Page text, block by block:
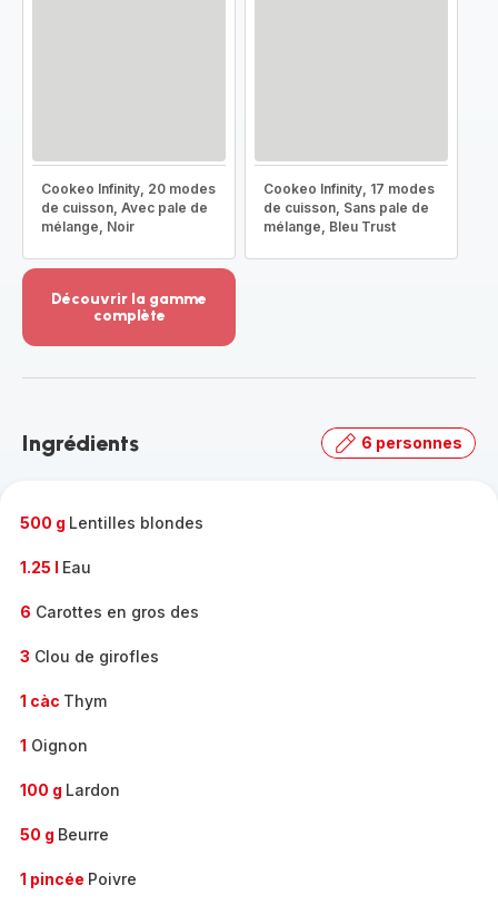
Cookeo Infinity, 20 modes
de cuisson, Avec pale de
mélange, Noir
Cookeo Infinity, 17 modes
de cuisson, Sans pale de
mélange, Bleu Trust
Découvrir la gamme
complète
-
gamme
Ingrédients 6 personnes
500 g Lentilles blondes
1.25 l Eau
6 Carottes en gros des
3 Clou de girofles
1 càc Thym
1 Oignon
100 g Lardon
50 g Beurre
1 pincée Poivre